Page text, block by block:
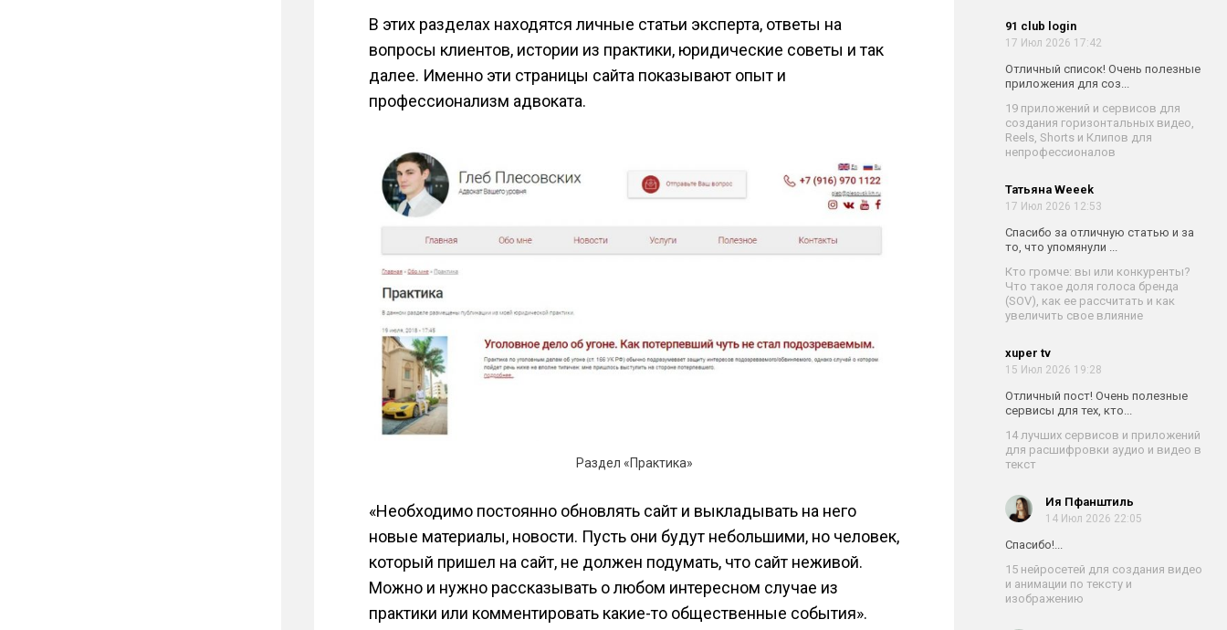
91 club login
17 Июл 2026 17:42
Отличный список! Очень полезные
приложения для соз...
19 приложений и сервисов для
создания горизонтальных видео,
Reels, Shorts и Клипов для
непрофессионалов
Татьяна Weeek
17 Июл 2026 12:53
Спасибо за отличную статью и за
то, что упомянули ...
Кто громче: вы или конкуренты?
Что такое доля голоса бренда
(SOV), как ее рассчитать и как
увеличить свое влияние
xuper tv
15 Июл 2026 19:28
Отличный пост! Очень полезные
сервисы для тех, кто...
14 лучших сервисов и приложений
для расшифровки аудио и видео в
текст
Ия Пфанштиль
14 Июл 2026 22:05
Спасибо!...
15 нейросетей для создания видео
и анимации по тексту и
изображению
В этих разделах находятся личные статьи эксперта, ответы на
вопросы клиентов, истории из практики, юридические советы и так
далее. Именно эти страницы сайта показывают опыт и
профессионализм адвоката.
Раздел «Практика»
«Необходимо постоянно обновлять сайт и выкладывать на него
новые материалы, новости. Пусть они будут небольшими, но человек,
который пришел на сайт, не должен подумать, что сайт неживой.
Можно и нужно рассказывать о любом интересном случае из
практики или комментировать какие-то общественные события».